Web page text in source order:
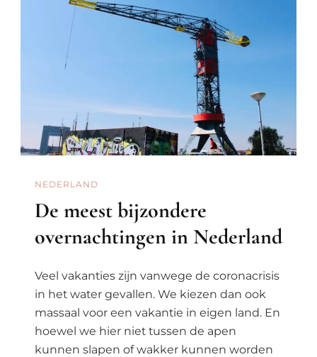
NEDERLAND
De meest bijzondere
overnachtingen in Nederland
Veel vakanties zijn vanwege de coronacrisis
in het water gevallen. We kiezen dan ook
massaal voor een vakantie in eigen land. En
hoewel we hier niet tussen de apen
kunnen slapen of wakker kunnen worden